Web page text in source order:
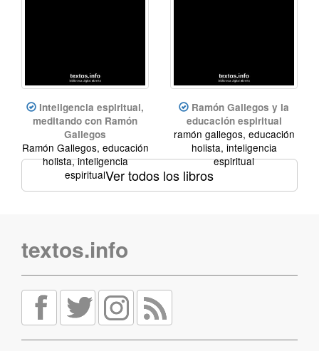
Inteligencia espiritual,
meditando con Ramón
Gallegos
Ramón Gallegos, educación
holista, inteligencia
espiritual
Ramón Gallegos y la
educación espiritual
ramón gallegos, educación
holista, inteligencia
espiritual
Ver todos los libros
textos.info